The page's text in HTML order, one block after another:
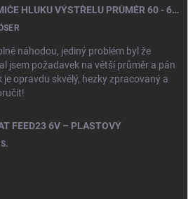
UNIVERZÁLNÍ DRŽÁK TLUMIČE HLUKU VÝSTŘELU PRŮMĚR 60 - 64,5 MM
náhodou, jediný problém byl že
jsem požadavek na větší průměr a pán
opravdu skvělý, hezky zpracovaný a
FEED23 6V – PLASTOVÝ